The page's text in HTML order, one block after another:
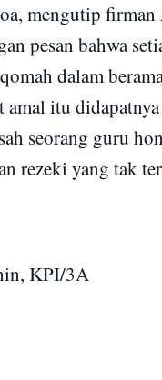
mengutip
pesan bahwa
dalam
itu
seorang guru
rezeki yang tak
KPI/3A